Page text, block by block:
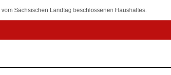
Sächsischen Landtag beschlossenen Haushaltes.